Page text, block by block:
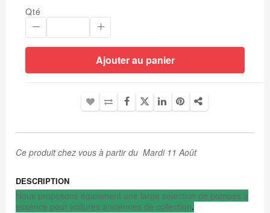
Qté
Ajouter au panier
Ce produit chez vous à partir du Mardi 11 Août
DESCRIPTION
Nous proposons également une large sélection de pompes à
essence pour voitures anciennes de collection.